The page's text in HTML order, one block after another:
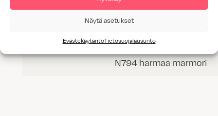
Näytä asetukset
EvästekäytäntöTietosuojalausunto
N794 harmaa marmori